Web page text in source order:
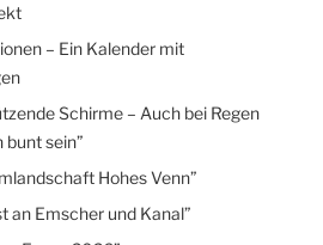
– Ein Kalender mit
Schirme – Auch bei Regen
bunt sein”
Hohes Venn”
an Emscher und Kanal”